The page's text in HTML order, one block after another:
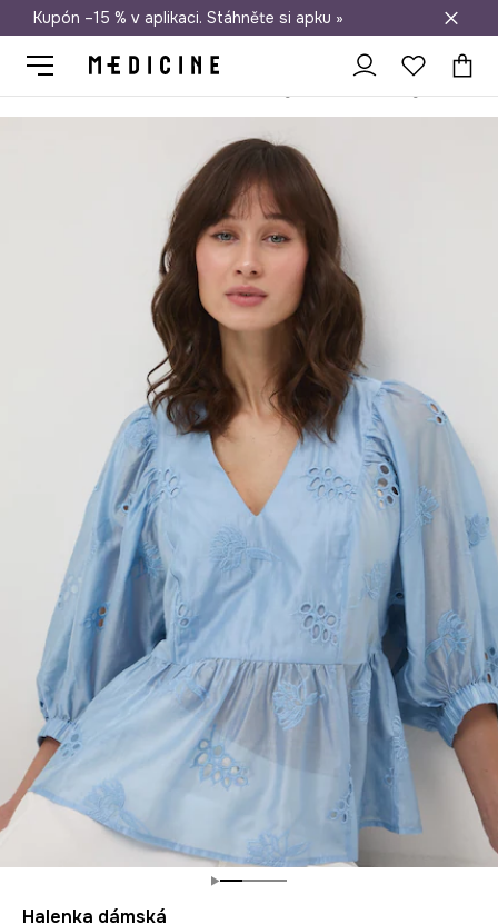
Doprava zdarma při nákupu nad 1 200 Kč
Kupón –15 % v aplikaci. Stáhněte si apku »
Halenka dámská